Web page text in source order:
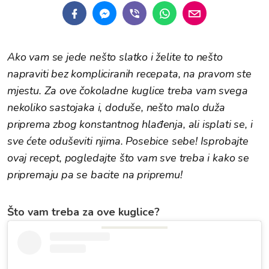
Ako vam se jede nešto slatko i želite to nešto
napraviti bez kompliciranih recepata, na pravom ste
mjestu. Za ove čokoladne kuglice treba vam svega
nekoliko sastojaka i, doduše, nešto malo duža
priprema zbog konstantnog hlađenja, ali isplati se, i
sve ćete oduševiti njima. Posebice sebe! Isprobajte
ovaj recept, pogledajte što vam sve treba i kako se
pripremaju pa se bacite na pripremu!
Što vam treba za ove kuglice?